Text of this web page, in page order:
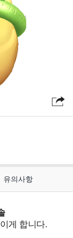
유의사항
게 합니다.